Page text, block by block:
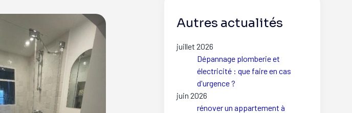
Autres actualités
juillet 2026
Dépannage plomberie et
électricité : que faire en cas
d'urgence ?
juin 2026
rénover un appartement à